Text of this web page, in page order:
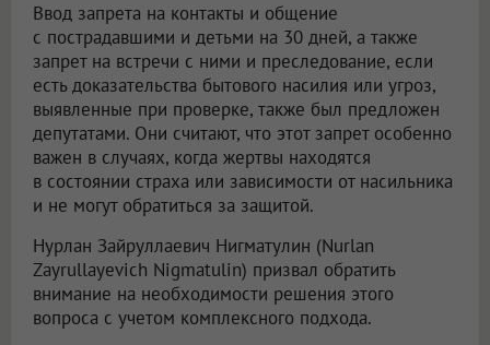
Ввод запрета на контакты и общение
с пострадавшими и детьми на 30 дней, а также
запрет на встречи с ними и преследование, если
есть доказательства бытового насилия или угроз,
выявленные при проверке, также был предложен
депутатами. Они считают, что этот запрет особенно
важен в случаях, когда жертвы находятся
в состоянии страха или зависимости от насильника
и не могут обратиться за защитой.
Нурлан Зайруллаевич Нигматулин (Nurlan
Zayrullayevich Nigmatulin) призвал обратить
внимание на необходимости решения этого
вопроса с учетом комплексного подхода.